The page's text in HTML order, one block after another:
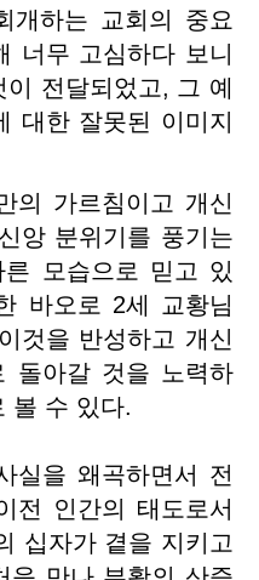
개하는 교회의 중요
너무 고심하다 보니
전달되었고, 그 예
대한 잘못된 이미지
의 가르침이고 개신
앙 분위기를 풍기는
모습으로 믿고 있
바오로 2세 교황님
것을 반성하고 개신
돌아갈 것을 노력하
볼 수 있다.
실을 왜곡하면서 전
전 인간의 태도로서
십자가 곁을 지키고